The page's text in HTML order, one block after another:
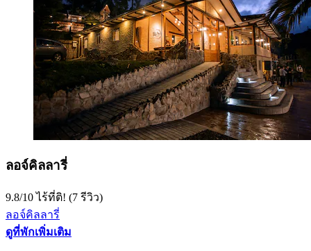
ลอจ์คิลลารี่
9.8/10ไร้ที่ติ! (7 รีวิว)
ลอจ์คิลลารี่
ดูที่พักเพิ่มเติม